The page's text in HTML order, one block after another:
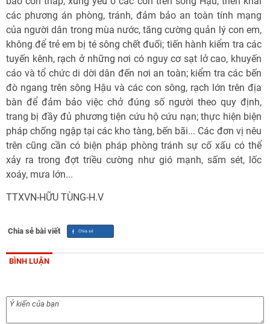
các phương án phòng, tránh, đảm bảo an toàn tính mạng
của người dân trong mùa nước, tăng cường quản lý con em,
không để trẻ em bị té sông chết đuối; tiến hành kiểm tra các
tuyến kênh, rạch ở những nơi có nguy cơ sạt lở cao, khuyến
cáo và tổ chức di dời dân đến nơi an toàn; kiểm tra các bến
đò ngang trên sông Hậu và các con sông, rạch lớn trên địa
bàn để đảm bảo việc chở đúng số người theo quy định,
trang bị đầy đủ phương tiện cứu hộ cứu nạn; thực hiện biện
pháp chống ngập tại các kho tàng, bến bãi... Các đơn vị nêu
trên cũng cần có biện pháp phòng tránh sự cố xấu có thể
xảy ra trong đợt triều cường như gió mạnh, sấm sét, lốc
xoáy, mưa lớn...
TTXVN-HỮU TÙNG-H.V
Chia sẻ bài viết
BÌNH LUẬN